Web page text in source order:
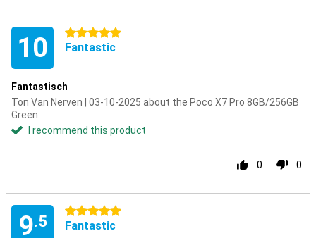
10 5 stars
Fantastic
Fantastisch
Ton Van Nerven | 03-10-2025 about the Poco X7 Pro 8GB/256GB
Green
I recommend this product
0 0
9.5
5 stars
Fantastic